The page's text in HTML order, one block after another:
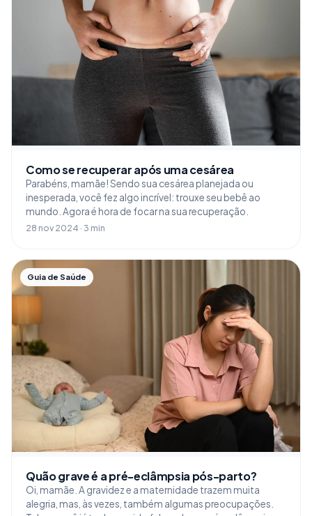
Como se recuperar após uma cesárea
Parabéns, mamãe! Sendo sua cesárea planejada ou
inesperada, você fez algo incrível: trouxe seu bebê ao
mundo. Agora é hora de focar na sua recuperação.
28 nov 2024 · 3 min
Guia de Saúde
Quão grave é a pré-eclâmpsia pós-parto?
Oi, mamãe. A gravidez e a maternidade trazem muita
alegria, mas, às vezes, também algumas preocupações.